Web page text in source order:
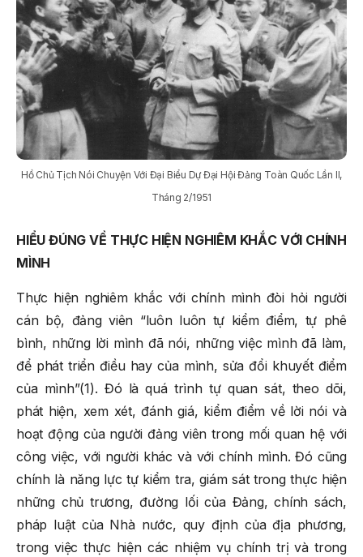
Hồ Chủ Tịch Nói Chuyện Với Đại Biểu Dự Đại Hội Đảng Toàn Quốc Lần II,
Tháng 2/1951
HIỂU ĐÚNG VỀ THỰC HIỆN NGHIÊM KHẮC VỚI CHÍNH
MÌNH
Thực hiện nghiêm khắc với chính mình đòi hỏi người
cán bộ, đảng viên “luôn luôn tự kiểm điểm, tự phê
bình, những lời mình đã nói, những việc mình đã làm,
để phát triển điều hay của mình, sửa đổi khuyết điểm
của mình”(1). Đó là quá trình tự quan sát, theo dõi,
phát hiện, xem xét, đánh giá, kiểm điểm về lời nói và
hoạt động của người đảng viên trong mối quan hệ với
công việc, với người khác và với chính mình. Đó cũng
chính là năng lực tự kiểm tra, giám sát trong thực hiện
những chủ trương, đường lối của Đảng, chính sách,
pháp luật của Nhà nước, quy định của địa phương,
trong việc thực hiện các nhiệm vụ chính trị và trong